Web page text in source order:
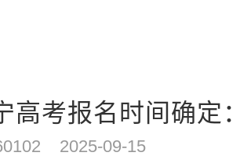
高考报名时间确定
2025-09-15